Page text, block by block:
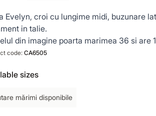
Evelyn, croi cu lungime midi, buzunare
in talie.
din imagine poarta marimea 36 si are
code: CA6505
sizes
mărimi disponibile